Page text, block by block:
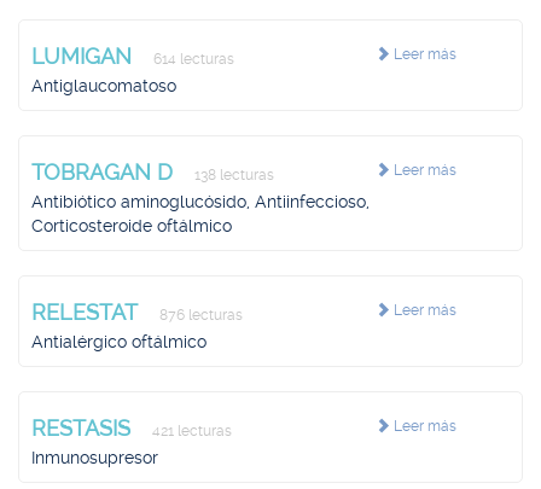
Leer más
LUMIGAN 614 lecturas
Antiglaucomatoso
Leer más
TOBRAGAN D 138 lecturas
Antibiótico aminoglucósido, Antiinfeccioso,
Corticosteroide oftálmico
Leer más
RELESTAT 876 lecturas
Antialérgico oftálmico
Leer más
RESTASIS 421 lecturas
Inmunosupresor